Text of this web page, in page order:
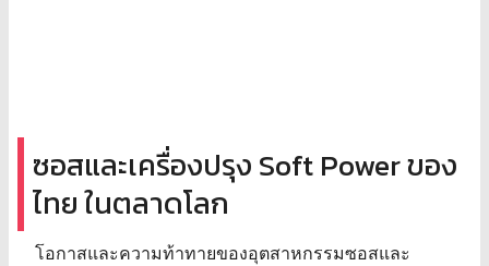
ซอสและเครื่องปรุง Soft Power ของ
ไทย ในตลาดโลก
โอกาสและความท้าทายของอุตสาหกรรมซอสและ